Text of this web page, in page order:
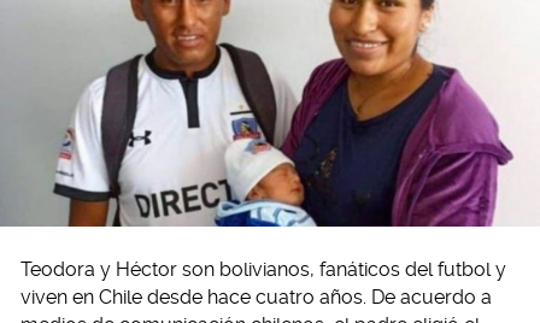
Teodora y Héctor son bolivianos, fanáticos del futbol y
viven en Chile desde hace cuatro años. De acuerdo a